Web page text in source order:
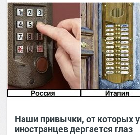
Наши привычки, от которых у
иностранцев дергается глаз